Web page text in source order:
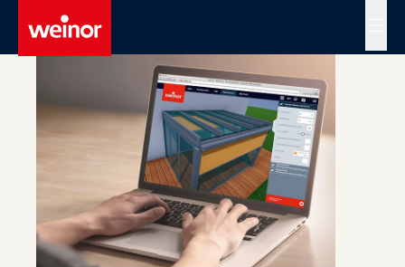
Skip to main content